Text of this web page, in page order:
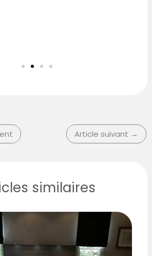
Article suivant →
similaires